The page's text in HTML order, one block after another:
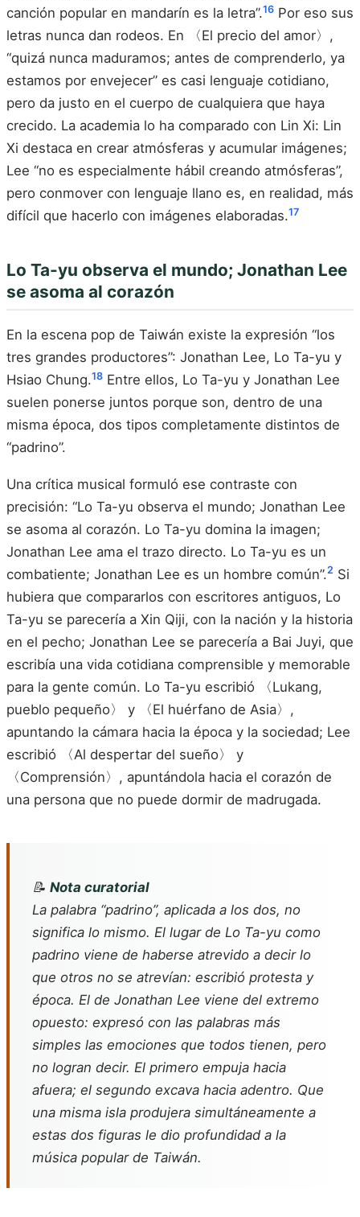
canción popular en mandarín es la letra”.16 Por eso sus
letras nunca dan rodeos. En 〈El precio del amor〉,
“quizá nunca maduramos; antes de comprenderlo, ya
estamos por envejecer” es casi lenguaje cotidiano,
pero da justo en el cuerpo de cualquiera que haya
crecido. La academia lo ha comparado con Lin Xi: Lin
Xi destaca en crear atmósferas y acumular imágenes;
Lee “no es especialmente hábil creando atmósferas”,
pero conmover con lenguaje llano es, en realidad, más
difícil que hacerlo con imágenes elaboradas.17
Lo Ta-yu observa el mundo; Jonathan Lee
se asoma al corazón
En la escena pop de Taiwán existe la expresión “los
tres grandes productores”: Jonathan Lee, Lo Ta-yu y
Hsiao Chung.18 Entre ellos, Lo Ta-yu y Jonathan Lee
suelen ponerse juntos porque son, dentro de una
misma época, dos tipos completamente distintos de
“padrino”.
Una crítica musical formuló ese contraste con
precisión: “Lo Ta-yu observa el mundo; Jonathan Lee
se asoma al corazón. Lo Ta-yu domina la imagen;
Jonathan Lee ama el trazo directo. Lo Ta-yu es un
combatiente; Jonathan Lee es un hombre común”.2 Si
hubiera que compararlos con escritores antiguos, Lo
Ta-yu se parecería a Xin Qiji, con la nación y la historia
en el pecho; Jonathan Lee se parecería a Bai Juyi, que
escribía una vida cotidiana comprensible y memorable
para la gente común. Lo Ta-yu escribió 〈Lukang,
pueblo pequeño〉 y 〈El huérfano de Asia〉,
apuntando la cámara hacia la época y la sociedad; Lee
escribió 〈Al despertar del sueño〉 y
〈Comprensión〉, apuntándola hacia el corazón de
una persona que no puede dormir de madrugada.
📝 Nota curatorial
La palabra “padrino”, aplicada a los dos, no
significa lo mismo. El lugar de Lo Ta-yu como
padrino viene de haberse atrevido a decir lo
que otros no se atrevían: escribió protesta y
época. El de Jonathan Lee viene del extremo
opuesto: expresó con las palabras más
simples las emociones que todos tienen, pero
no logran decir. El primero empuja hacia
afuera; el segundo excava hacia adentro. Que
una misma isla produjera simultáneamente a
estas dos figuras le dio profundidad a la
música popular de Taiwán.